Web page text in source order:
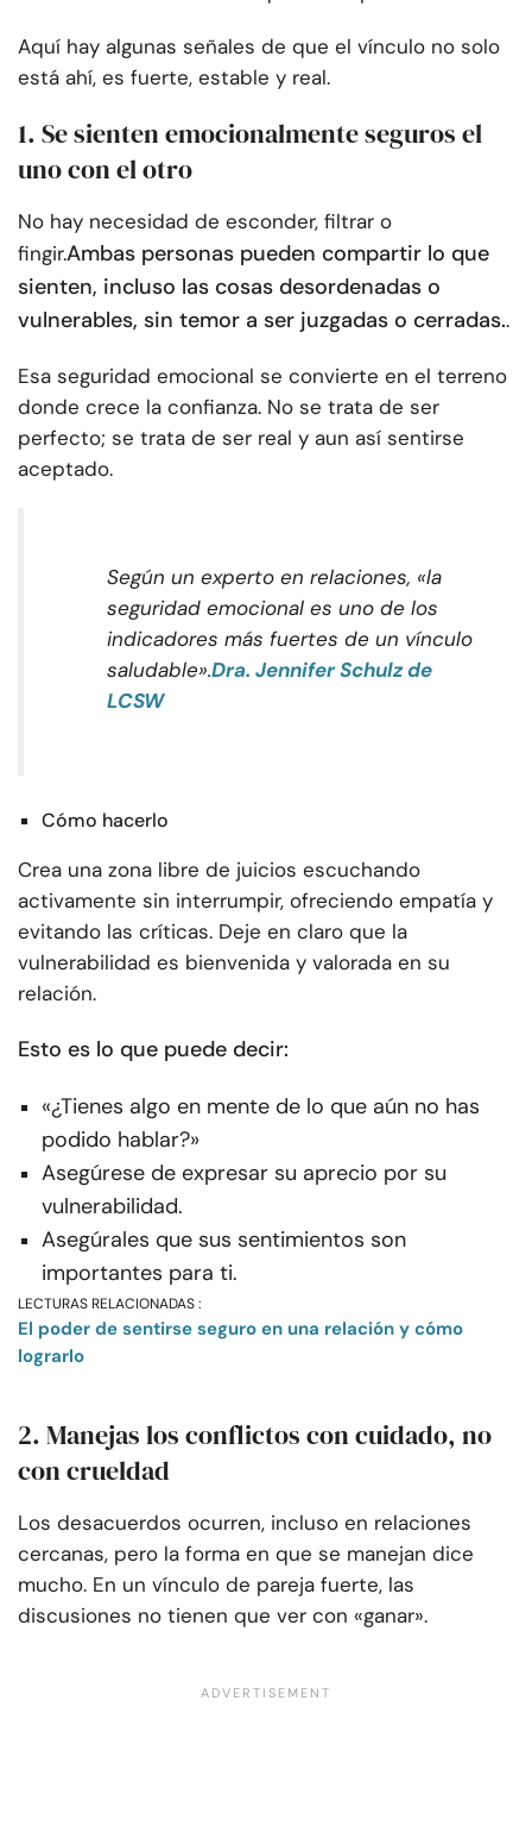
Aquí hay algunas señales de que el vínculo no solo
está ahí, es fuerte, estable y real.
1. Se sienten emocionalmente seguros el
uno con el otro
No hay necesidad de esconder, filtrar o
fingir.Ambas personas pueden compartir lo que
sienten, incluso las cosas desordenadas o
vulnerables, sin temor a ser juzgadas o cerradas..
Esa seguridad emocional se convierte en el terreno
donde crece la confianza. No se trata de ser
perfecto; se trata de ser real y aun así sentirse
aceptado.
Según un experto en relaciones, «la
seguridad emocional es uno de los
indicadores más fuertes de un vínculo
saludable».Dra. Jennifer Schulz de
LCSW
Cómo hacerlo
Crea una zona libre de juicios escuchando
activamente sin interrumpir, ofreciendo empatía y
evitando las críticas. Deje en claro que la
vulnerabilidad es bienvenida y valorada en su
relación.
Esto es lo que puede decir:
«¿Tienes algo en mente de lo que aún no has
podido hablar?»
Asegúrese de expresar su aprecio por su
vulnerabilidad.
Asegúrales que sus sentimientos son
importantes para ti.
LECTURAS RELACIONADAS :
El poder de sentirse seguro en una relación y cómo
lograrlo
2. Manejas los conflictos con cuidado, no
con crueldad
Los desacuerdos ocurren, incluso en relaciones
cercanas, pero la forma en que se manejan dice
mucho. En un vínculo de pareja fuerte, las
discusiones no tienen que ver con «ganar».